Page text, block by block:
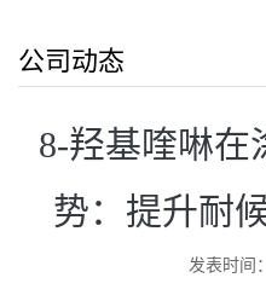
公司动态
8-羟基喹啉在
势：提升耐
发表时间